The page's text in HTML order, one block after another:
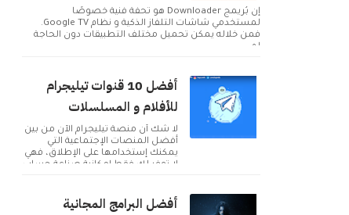
إن بُريمج Downloader هو تحفة فنية خصوصًا
لمستخدمي شاشات التلفاز الذكية و نظام Google TV.
فمن خلاله يمكن تحميل مختلف التطبيقات دون الحاجة
لم...
أفضل 10 قنوات تيليجرام
للأفلام و المسلسلات
لا شك أن منصة تيليجرام الآن من بين
أفضل المنصات الإجتماعية التي
يمكنك إستخدامها على الإطلاق، فهي
لا توفر لك فقط إمكانية صناعة حساب
أفضل البرامج المجانية